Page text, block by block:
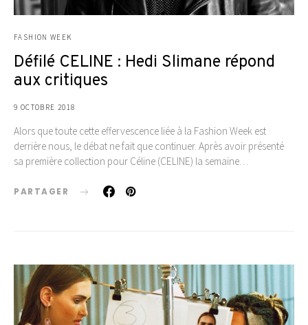
FASHION WEEK
Défilé CELINE : Hedi Slimane répond
aux critiques
9 OCTOBRE 2018
Alors que toute cette effervescence liée à la Fashion Week est
derrière nous, le débat ne fait que continuer. Après avoir présenté
sa première collection pour Céline (CELINE) la semaine…
PARTAGER